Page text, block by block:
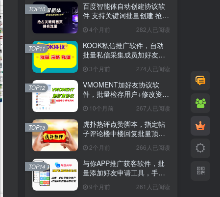
百度智能体自动创建协议软
件 支持关键词批量创建 抢占
4个月前 282人已阅读
TOP10
KOOK私信推广软件，自动
批量私信采集成员加好友工
3个月前 274人已阅读
TOP11
VMOMENT加好友协议软
件，批量检存用户+修改资料
10个月前 267人已阅读
TOP12
虎扑热评点赞脚本，指定帖
子评论楼中楼回复批量顶赞
2个月前 266人已阅读
TOP13
与你APP推广获客软件，批
量添加好友申请工具，手机
9个月前 261人已阅读
TOP14